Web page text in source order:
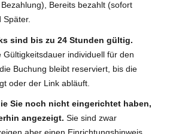
Bereits bezahlt (sofort
Später.
sind bis zu 24 Stunden gültig.
Gültigkeitsdauer individuell für den
Buchung bleibt reserviert, bis die
oder der Link abläuft.
Sie noch nicht eingerichtet haben,
angezeigt. Sie sind zwar